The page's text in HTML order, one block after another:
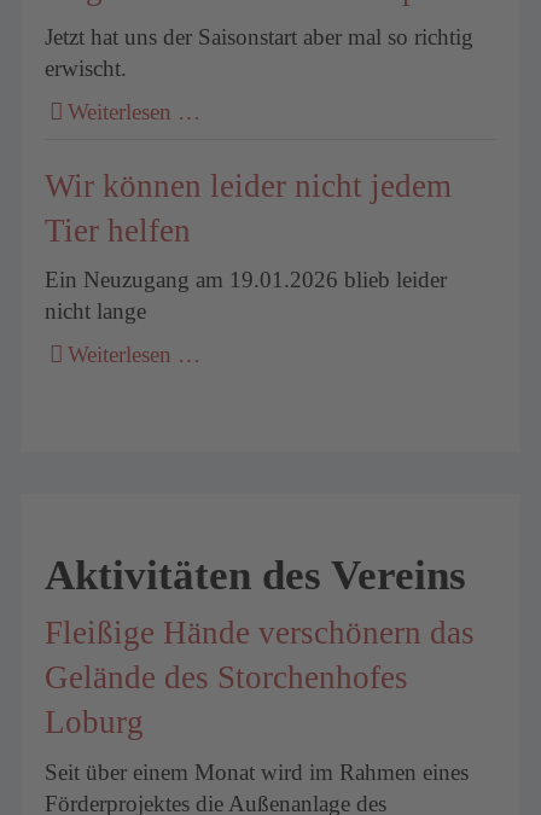
Jetzt hat uns der Saisonstart aber mal so richtig
erwischt.
Weiterlesen …
Wir können leider nicht jedem
Tier helfen
Ein Neuzugang am 19.01.2026 blieb leider
nicht lange
Weiterlesen …
Aktivitäten des Vereins
Fleißige Hände verschönern das
Gelände des Storchenhofes
Loburg
Seit über einem Monat wird im Rahmen eines
Förderprojektes die Außenanlage des